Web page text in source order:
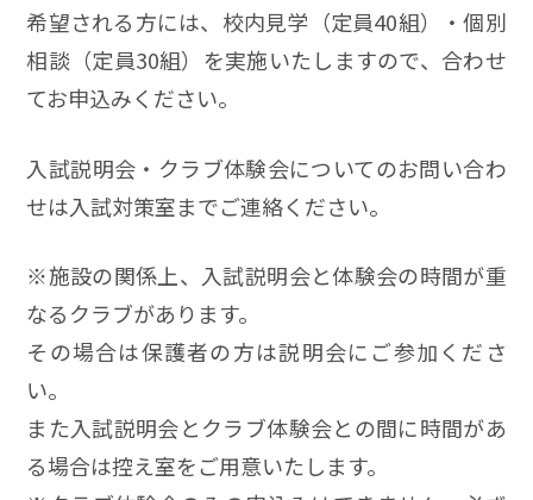
希望される方には、校内見学（定員40組）・個別
相談（定員30組）を実施いたしますので、合わせ
てお申込みください。
入試説明会・クラブ体験会についてのお問い合わ
せは入試対策室までご連絡ください。
※施設の関係上、入試説明会と体験会の時間が重
なるクラブがあります。
その場合は保護者の方は説明会にご参加くださ
い。
また入試説明会とクラブ体験会との間に時間があ
る場合は控え室をご用意いたします。